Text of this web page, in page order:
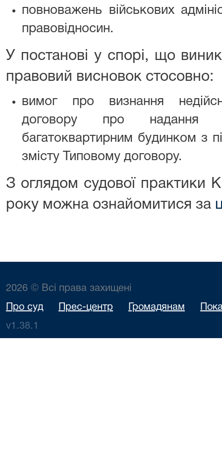
повноважень військових
правовідносин.
У постанові у спорі, що
правовий висновок стосовно:
вимог про визнання
договору про надання
багатоквартирним будинком з
змісту Типовому договору.
З оглядом судової практики
року можна ознайомитися за
2026 © Всі права захищені
Про суд Прес-центр Громадянам
v1.38.1